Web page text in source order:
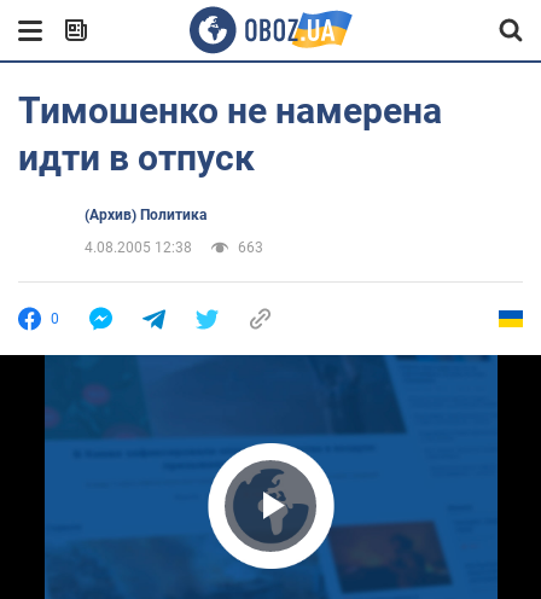
Тимошенко не намерена
идти в отпуск
(Архив) Политика
4.08.2005 12:38
663
0
Play Video